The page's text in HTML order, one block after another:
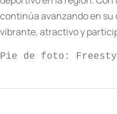
continúa avanzando en
vibrante, atractivo y
Pie de foto: